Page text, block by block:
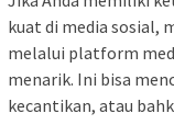
kuat di media sosial,
melalui platform
menarik. Ini bisa
kecantikan, atau